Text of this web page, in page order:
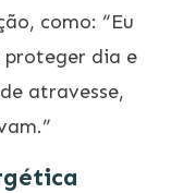
como: “Eu
proteger dia e
atravesse,